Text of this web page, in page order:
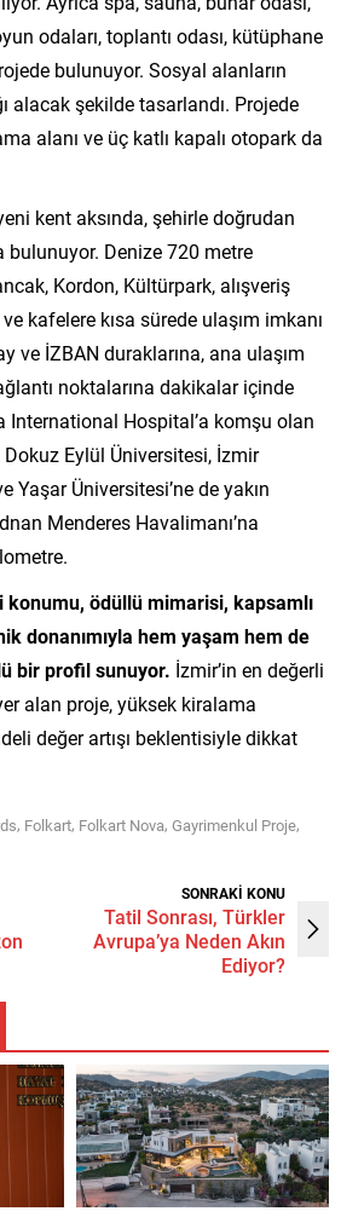
odaları, toplantı odası, kütüphane
bulunuyor. Sosyal alanların
alacak şekilde tasarlandı. Projede
alanı ve üç katlı kapalı otopark da
kent aksında, şehirle doğrudan
Denize 720 metre
Kordon, Kültürpark, alışveriş
kafelere kısa sürede ulaşım imkanı
ve İZBAN duraklarına, ana ulaşım
noktalarına dakikalar içinde
International Hospital’a komşu olan
Dokuz Eylül Üniversitesi, İzmir
Yaşar Üniversitesi’ne de yakın
Menderes Havalimanı’na
ödüllü mimarisi, kapsamlı
donanımıyla hem yaşam hem de
bir profil sunuyor. İzmir’in en değerli
alan proje, yüksek kiralama
değer artışı beklentisiyle dikkat
, Folkart, Folkart Nova, Gayrimenkul Proje,
SONRAKİ KONU
Tatil Sonrası, Türkler
Avrupa’ya Neden Akın
Ediyor?